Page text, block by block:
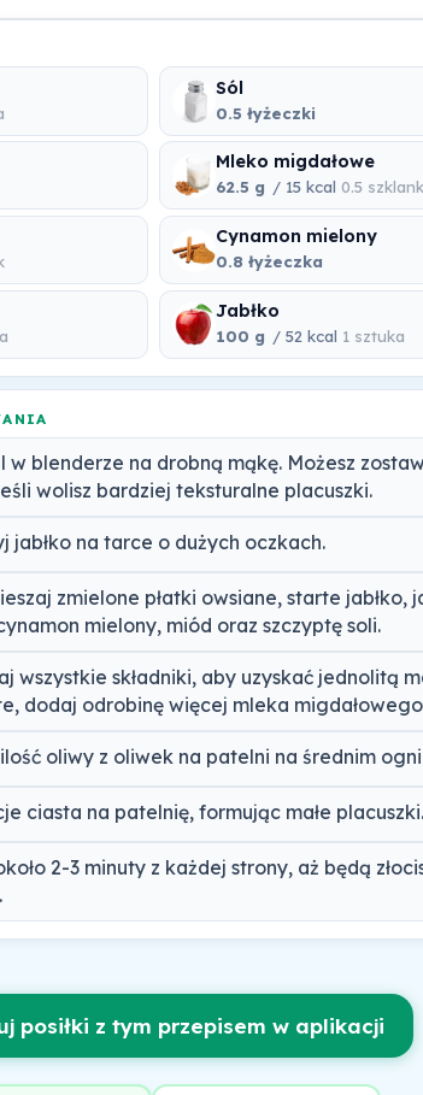
Sól
0.5 łyżeczki
Mleko migdałowe
62.5 g / 15 kcal 0.5
Cynamon mielony
0.8 łyżeczka
Jabłko
100 g / 52 kcal 1 sztuka
w blenderze na drobną mąkę. Możesz
wolisz bardziej teksturalne placuszki.
jabłko na tarce o dużych oczkach.
zmielone płatki owsiane, starte jabłko,
mielony, miód oraz szczyptę soli.
wszystkie składniki, aby uzyskać jednolitą
dodaj odrobinę więcej mleka
oliwy z oliwek na patelni na średnim
ciasta na patelnię, formując małe placuszki.
2-3 minuty z każdej strony, aż będą
posiłki z tym przepisem w aplikacji